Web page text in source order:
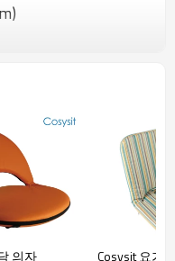
리 에스테르
색 수출 판지로 6
의자 Cosysit 요가